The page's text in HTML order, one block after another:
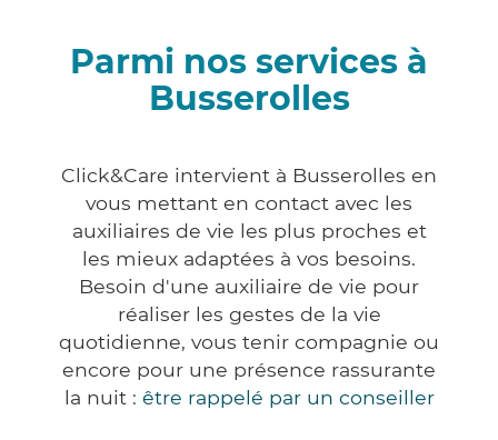
Parmi nos services à
Busserolles
Click&Care intervient à Busserolles en
vous mettant en contact avec les
auxiliaires de vie les plus proches et
les mieux adaptées à vos besoins.
Besoin d'une auxiliaire de vie pour
réaliser les gestes de la vie
quotidienne, vous tenir compagnie ou
encore pour une présence rassurante
la nuit : être rappelé par un conseiller